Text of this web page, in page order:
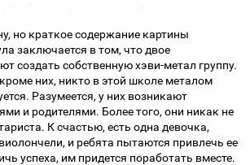
но краткое содержание картины
заключается в том, что двое
создать собственную хэви-метал группу.
них, никто в этой школе металом
Разумеется, у них возникают
и родителями. Более того, они никак не
К счастью, есть одна девочка,
и ребята пытаются привлечь ее
успеха, им придется поработать вместе.